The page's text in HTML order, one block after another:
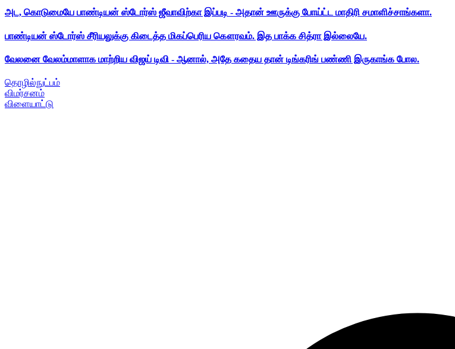
அட, கொடுமையே பாண்டியன் ஸ்டோர்ஸ் ஜீவாவிற்கா இப்படி - அதான் ஊருக்கு போய்ட்ட மாதிரி சமாளிச்சாங்களா.
பாண்டியன் ஸ்டோர்ஸ் சீரியலுக்கு கிடைத்த மிகப்பெரிய கௌரவம். இத பாக்க சித்ரா இல்லையே.
வேலனை வேலம்மாளாக மாற்றிய விஜய் டிவி - ஆனால், அதே கதைய தான் டிங்கரிங் பண்ணி இருகாங்க போல.
தொழில்நுட்பம்
விமர்சனம்
விளையாட்டு